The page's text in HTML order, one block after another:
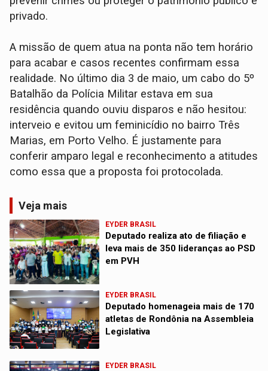
privado.
A missão de quem atua na ponta não tem horário
para acabar e casos recentes confirmam essa
realidade. No último dia 3 de maio, um cabo do 5º
Batalhão da Polícia Militar estava em sua
residência quando ouviu disparos e não hesitou:
interveio e evitou um feminicídio no bairro Três
Marias, em Porto Velho. É justamente para
conferir amparo legal e reconhecimento a atitudes
como essa que a proposta foi protocolada.
Veja mais
EYDER BRASIL
Deputado realiza ato de filiação e
leva mais de 350 lideranças ao PSD
em PVH
EYDER BRASIL
Deputado homenageia mais de 170
atletas de Rondônia na Assembleia
Legislativa
EYDER BRASIL